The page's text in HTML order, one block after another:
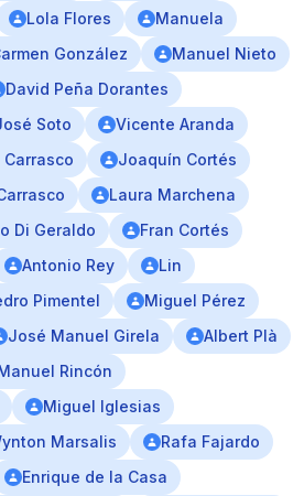
Lola Flores
Manuela
González
Manuel Nieto
David Peña Dorantes
Soto
Vicente Aranda
Joaquín Cortés
Laura Marchena
Di Geraldo
Fran Cortés
Antonio Rey
Lin
Pimentel
Miguel Pérez
José Manuel Girela
Albert Plà
Rincón
Miguel Iglesias
Marsalis
Rafa Fajardo
Enrique de la Casa